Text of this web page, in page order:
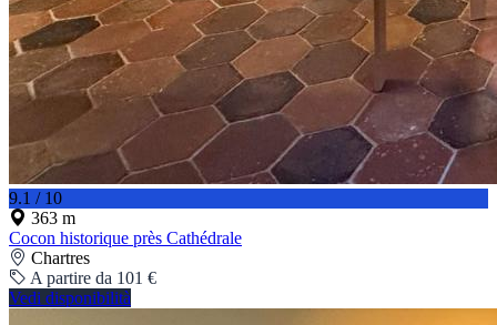
9.1 / 10
363 m
Cocon historique près Cathédrale
Chartres
A partire da 101 €
Vedi disponibilità